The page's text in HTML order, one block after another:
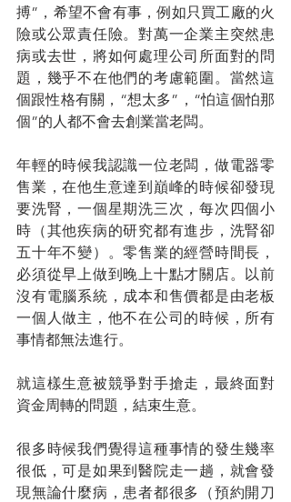
搏”，希望不會有事，例如只買工廠的火
險或公眾責任險。對萬一企業主突然患
病或去世，將如何處理公司所面對的問
題，幾乎不在他們的考慮範圍。當然這
個跟性格有關，“想太多”，“怕這個怕那
個”的人都不會去創業當老闆。
年輕的時候我認識一位老闆，做電器零
售業，在他生意達到巔峰的時候卻發現
要洗腎，一個星期洗三次，每次四個小
時（其他疾病的研究都有進步，洗腎卻
五十年不變）。零售業的經營時間長，
必須從早上做到晚上十點才關店。以前
沒有電腦系統，成本和售價都是由老板
一個人做主，他不在公司的時候，所有
事情都無法進行。
就這樣生意被競爭對手搶走，最終面對
資金周轉的問題，結束生意。
很多時候我們覺得這種事情的發生幾率
很低，可是如果到醫院走一趟，就會發
現無論什麼病，患者都很多（預約開刀